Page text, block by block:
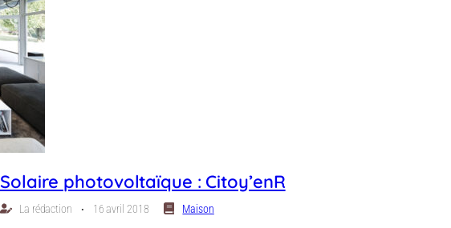
Solaire photovoltaïque : Citoy’enR
La rédaction ⋅ 16 avril 2018 Maison